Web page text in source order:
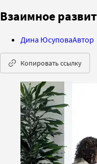
Взаимное
Дина ЮсуповаАвтор
Копировать ссылку